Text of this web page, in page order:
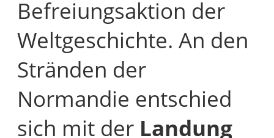
Befreiungsaktion der
Weltgeschichte. An den
Stränden der
Normandie entschied
sich mit der Landung